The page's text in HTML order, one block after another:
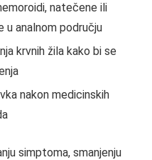
natečene ili
u analnom području
krvnih žila kako bi se
nakon medicinskih
simptoma, smanjenju